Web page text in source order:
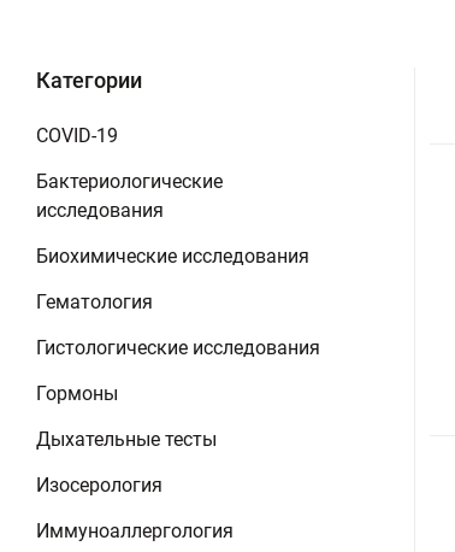
Категории
COVID-19
Бактериологические
исследования
Биохимические исследования
Гематология
Гистологические исследования
Гормоны
Дыхательные тесты
Изосерология
Иммуноаллергология